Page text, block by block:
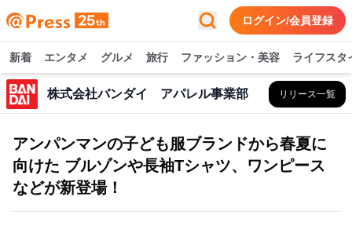
ログイン/会員登録
新着 エンタメ グルメ 旅行 ファッション・美容 ライフスタ
株式会社バンダイ アパレル事業部 リリース一覧
アンパンマンの子ども服ブランドから春夏に
向けた ブルゾンや長袖Tシャツ、ワンピース
などが新登場！